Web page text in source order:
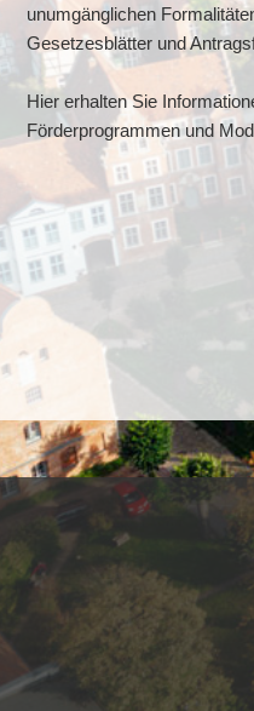
unumgänglichen
Gesetzesblätter und
Hier erhalten Sie
Förderprogrammen und